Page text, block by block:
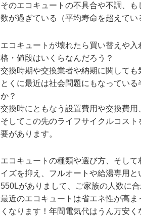
そのエコキュートの不具合や不調、
数が過ぎている（平均寿命を超えてい
エコキュートが壊れたら買い替えや
格・値段はいくらなんだろう？
交換時期や交換業者や納期に関しても
とくに最近は社会問題にもなってい
か？
交換時にともなう設置費用や交換費
そしてこの先のライフサイクルコス
要があります。
エコキュートの種類や選び方、そし
イズを抑え、フルオートや給湯専用
550Lがありまして、ご家族の人数に
最近のエコキュートは省エネ性が高
くなります！年間電気代はうん万安く